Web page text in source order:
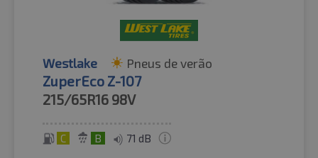
Westlake Pneus de verão
ZuperEco Z-107
215/65R16 98V
C B 71 dB